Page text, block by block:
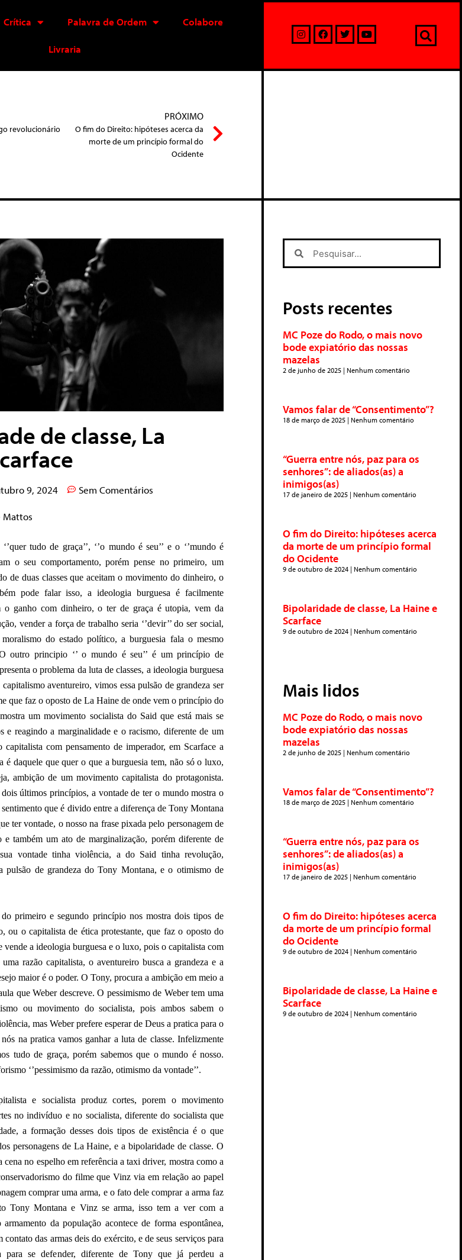
Crítica Palavra de Ordem Colabore
Livraria
revolucionário
PRÓXIMO
O fim do Direito: hipóteses acerca da
morte de um princípio formal do
Ocidente
de classe, La
9, 2024 Sem Comentários
Mattos
tudo de graça’’, ‘’o mundo é seu’’ e o ‘’mundo é
o seu comportamento, porém pense no primeiro, um
de duas classes que aceitam o movimento do dinheiro, o
pode falar isso, a ideologia burguesa é facilmente
o ganho com dinheiro, o ter de graça é utopia, vem da
vender a força de trabalho seria ‘’devir’’ do ser social,
do estado político, a burguesia fala o mesmo
outro principio ‘’ o mundo é seu’’ é um princípio de
o problema da luta de classes, a ideologia burguesa
aventureiro, vimos essa pulsão de grandeza ser
que faz o oposto de La Haine de onde vem o princípio do
mostra um movimento socialista do Said que está mais se
e reagindo a marginalidade e o racismo, diferente de um
capitalista com pensamento de imperador, em Scarface a
é daquele que quer o que a burguesia tem, não só o luxo,
ambição de um movimento capitalista do protagonista.
últimos princípios, a vontade de ter o mundo mostra o
que é divido entre a diferença de Tony Montana
ter vontade, o nosso na frase pixada pelo personagem de
e também um ato de marginalização, porém diferente de
vontade tinha violência, a do Said tinha revolução,
pulsão de grandeza do Tony Montana, e o otimismo de
primeiro e segundo princípio nos mostra dois tipos de
ou o capitalista de ética protestante, que faz o oposto do
vende a ideologia burguesa e o luxo, pois o capitalista com
razão capitalista, o aventureiro busca a grandeza e a
maior é o poder. O Tony, procura a ambição em meio a
que Weber descreve. O pessimismo de Weber tem uma
ou movimento do socialista, pois ambos sabem o
mas Weber prefere esperar de Deus a pratica para o
na pratica vamos ganhar a luta de classe. Infelizmente
tudo de graça, porém sabemos que o mundo é nosso.
‘’pessimismo da razão, otimismo da vontade’’.
e socialista produz cortes, porem o movimento
no indivíduo e no socialista, diferente do socialista que
a formação desses dois tipos de existência é o que
personagens de La Haine, e a bipolaridade de classe. O
no espelho em referência a taxi driver, mostra como a
do filme que Vinz via em relação ao papel
comprar uma arma, e o fato dele comprar a arma faz
Tony Montana e Vinz se arma, isso tem a ver com a
da população acontece de forma espontânea,
das armas deis do exército, e de seus serviços para
se defender, diferente de Tony que já perdeu a
Posts recentes
MC Poze do Rodo, o mais novo
bode expiatório das nossas
mazelas
2 de junho de 2025 Nenhum comentário
Vamos falar de “Consentimento”?
18 de março de 2025 Nenhum comentário
“Guerra entre nós, paz para os
senhores”: de aliados(as) a
inimigos(as)
17 de janeiro de 2025 Nenhum comentário
O fim do Direito: hipóteses acerca
da morte de um princípio formal
do Ocidente
9 de outubro de 2024 Nenhum comentário
Bipolaridade de classe, La Haine e
Scarface
9 de outubro de 2024 Nenhum comentário
Mais lidos
MC Poze do Rodo, o mais novo
bode expiatório das nossas
mazelas
2 de junho de 2025 Nenhum comentário
Vamos falar de “Consentimento”?
18 de março de 2025 Nenhum comentário
“Guerra entre nós, paz para os
senhores”: de aliados(as) a
inimigos(as)
17 de janeiro de 2025 Nenhum comentário
O fim do Direito: hipóteses acerca
da morte de um princípio formal
do Ocidente
9 de outubro de 2024 Nenhum comentário
Bipolaridade de classe, La Haine e
Scarface
9 de outubro de 2024 Nenhum comentário